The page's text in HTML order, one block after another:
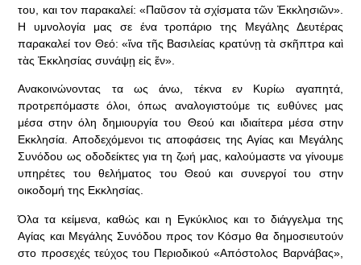
του, και τον παρακαλεί: «Παῦσον τὰ σχίσματα τῶν Ἐκκλησιῶν».
Η υμνολογία μας σε ένα τροπάριο της Μεγάλης Δευτέρας
παρακαλεί τον Θεό: «ἵνα τῆς Βασιλείας κρατύνῃ τὰ σκῆπτρα καὶ
τὰς Ἐκκλησίας συνάψῃ εἰς ἕν».
Ανακοινώνοντας τα ως άνω, τέκνα εν Κυρίω αγαπητά,
προτρεπόμαστε όλοι, όπως αναλογιστούμε τις ευθύνες μας
μέσα στην όλη δημιουργία του Θεού και ιδιαίτερα μέσα στην
Εκκλησία. Αποδεχόμενοι τις αποφάσεις της Αγίας και Μεγάλης
Συνόδου ως οδοδείκτες για τη ζωή μας, καλούμαστε να γίνουμε
υπηρέτες του θελήματος του Θεού και συνεργοί του στην
οικοδομή της Εκκλησίας.
Όλα τα κείμενα, καθώς και η Εγκύκλιος και το διάγγελμα της
Αγίας και Μεγάλης Συνόδου προς τον Κόσμο θα δημοσιευτούν
στο προσεχές τεύχος του Περιοδικού «Απόστολος Βαρνάβας»,